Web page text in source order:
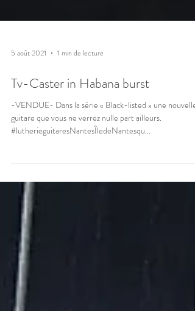
5 août 2021 1 min de lecture
Tv-Caster in Habana burst
-VENDUE- Dans la série « Black-listed » une nouvelle
#lutherieguitaresNantesÎledeNantesqu...